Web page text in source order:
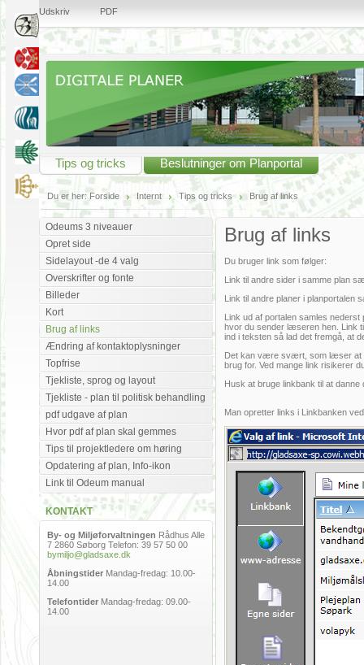
Udskriv PDF
Tips og tricks Beslutninger om Planportal
Du er her: Forside Internt Tips og tricks Brug af links
Odeums 3 niveauer
Opret side
Sidelayout -de 4 valg
Overskrifter og fonte
Billeder
Kort
Brug af links
Ændring af kontaktoplysninger
Topfrise
Tjekliste, sprog og layout
Tjekliste - plan til politisk behandling
pdf udgave af plan
Hvor pdf af plan skal gemmes
Tips til projektledere om høring
Opdatering af plan, Info-ikon
Link til Odeum manual
KONTAKT
By- og Miljøforvaltningen Rådhus Alle
7 2860 Søborg Telefon: 39 57 50 00
bymiljo@gladsaxe.dk
Åbningstider Mandag-fredag: 10.00-
14.00
Telefontider Mandag-fredag: 09.00-
14.00
Brug af links
Du bruger link som følger:
Link til andre sider i samme plan
Link til andre planer i planportalen
Link ud af portalen samles
hvor du sender læseren hen. Link
ind i teksten så lad det fremgå, at
Det kan være svært, som læser at
brug for. Ved mange link risikerer
Husk at bruge linkbank til at danne
Man opretter links i Linkbanken